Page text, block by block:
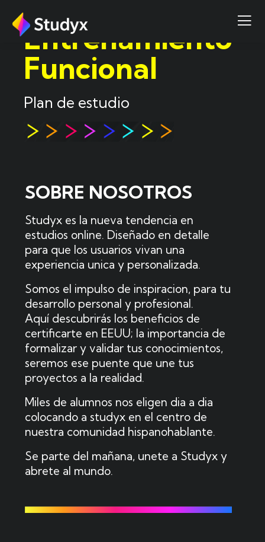
Entrenamiento
Funcional
Plan de estudio
SOBRE NOSOTROS
Studyx es la nueva tendencia en
estudios online. Diseñado en detalle
para que los usuarios vivan una
experiencia unica y personalizada.
Somos el impulso de inspiracion, para tu
desarrollo personal y profesional.
Aquí descubrirás los beneficios de
certificarte en EEUU; la importancia de
formalizar y validar tus conocimientos,
seremos ese puente que une tus
proyectos a la realidad.
Miles de alumnos nos eligen dia a dia
colocando a studyx en el centro de
nuestra comunidad hispanohablante.
Se parte del mañana, unete a Studyx y
abrete al mundo.